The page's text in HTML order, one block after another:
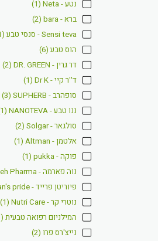
נטע - Neta
(1)
ברא - bara
(2)
(1)
הוס טבע(6)
דר גרין - DR. GREEN
(2)
ד''ר קיי - Dr K
(1)
סופהרב - SUPHERB
(3)
ננו טבע - NANOTEVA
(1)
סולגאר - Solgar
(2)
אלטמן - Altman
(1)
פוקה - pukka
(1)
נוה פארמה - Naveh Pharma
פיוריטן פרייד - puritan's pride
נוטרי קר - Nutri Care
(1)
המילניום רפואה טבעית(1)
נייצ'רס פרו (2)